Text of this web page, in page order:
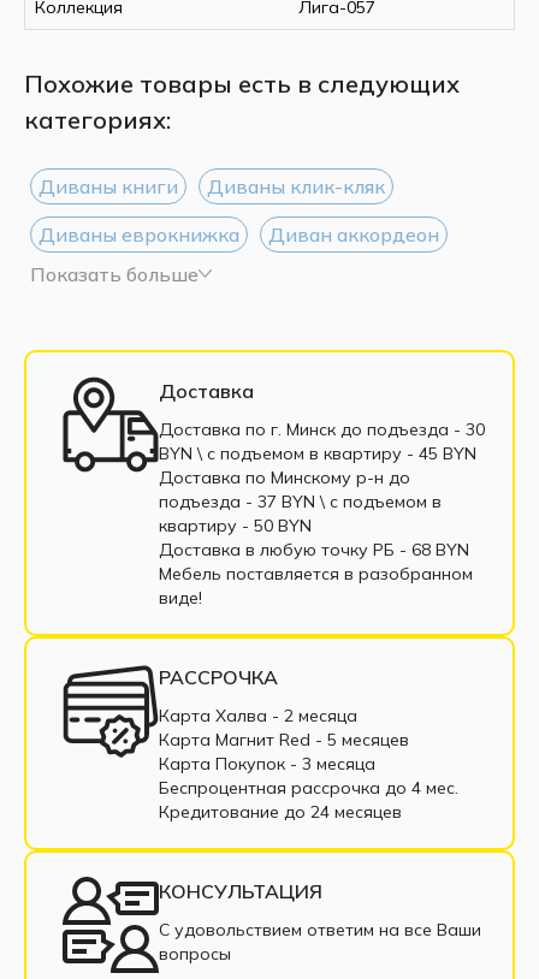
Коллекция Лига-057
Похожие товары есть в следующих
категориях:
Диваны книги
Диваны клик-кляк
Диваны еврокнижка
Диван аккордеон
Диваны Дельфин
Диваны 200 см
Трёхместные диван
Односпальные диваны
Софа
Диваны с пенополиуретаном
Диваны пантограф
Диваны с пружинным блоком
Маленькие диваны
Большие диваны
Диваны с подлокотниками
Диваны из ткани
Диваны в рассрочку
Недорогие диваны
Прямые диваны
Раскладные диваны
Диваны из рогожки
Диваны из велюра
Современные диваны
Диваны с нишей для белья
Показать больше
Доставка
Доставка по г. Минск до подъезда - 30
BYN \ c подъемом в квартиру - 45 BYN
Доставка по Минскому р-н до
подъезда - 37 BYN \ c подъемом в
квартиру - 50 BYN
Доставка в любую точку РБ - 68 BYN
Мебель поставляется в разобранном
виде!
РАССРОЧКА
Карта Халва - 2 месяца
Карта Магнит Red - 5 месяцев
Карта Покупок - 3 месяца
Беспроцентная рассрочка до 4 мес.
Кредитование до 24 месяцев
КОНСУЛЬТАЦИЯ
С удовольствием ответим на все Ваши
вопросы